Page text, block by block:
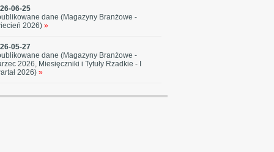
06-25
dane (Magazyny Branżowe -
2026) »
05-27
dane (Magazyny Branżowe -
2026, Miesięczniki i Tytuły Rzadkie - I
2026) »